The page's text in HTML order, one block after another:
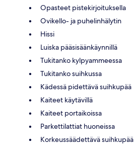
Opasteet pistekirjoituksella
Ovikello- ja puhelinhälytin
Hissi
Luiska pääsisäänkäynnillä
Tukitanko kylpyammeessa
Tukitanko suihkussa
Kädessä pidettävä suihkupää
Kaiteet käytävillä
Kaiteet portaikoissa
Parkettilattiat huoneissa
Korkeussäädettävä suihkupää